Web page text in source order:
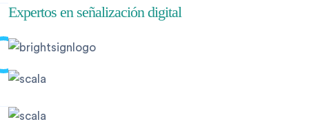
Expertos en señalización digital